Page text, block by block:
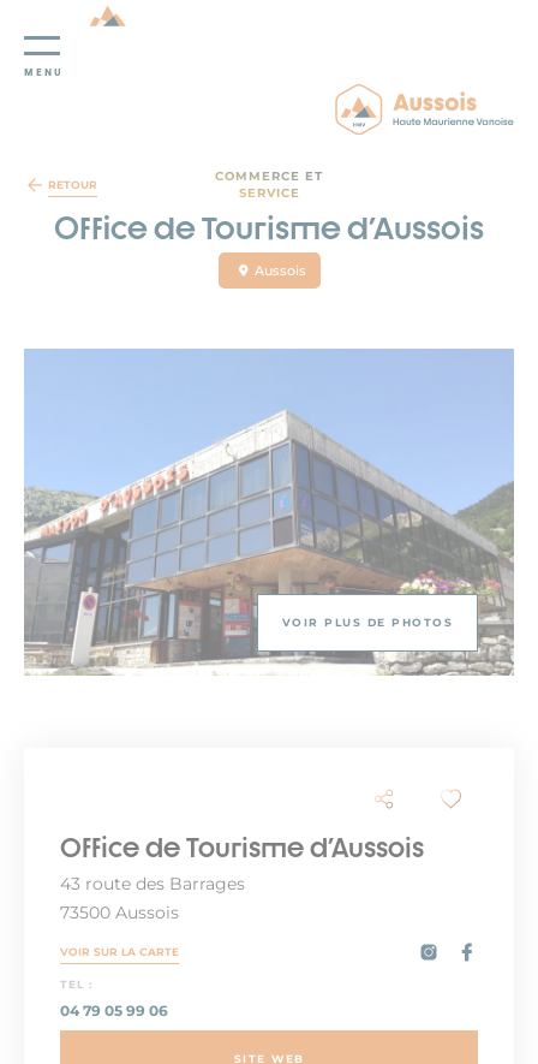
Panneau de gestion des cookies
MENU
RETOUR
COMMERCE ET
SERVICE
Office de Tourisme d'Aussois
Aussois
VOIR PLUS DE PHOTOS
Office de Tourisme d'Aussois
43 route des Barrages
73500 Aussois
VOIR SUR LA CARTE
TEL :
04 79 05 99 06
SITE WEB